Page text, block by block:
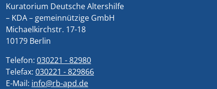
Kuratorium Deutsche Altershilfe
– KDA – gemeinnützige GmbH
Michaelkirchstr. 17-18
10179 Berlin
Telefon: 030221 - 82980
Telefax: 030221 - 829866
E-Mail: info@rb-apd.de